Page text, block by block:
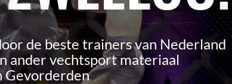
de beste trainers van Nederland
ander vechtsport materiaal
Gevorderden